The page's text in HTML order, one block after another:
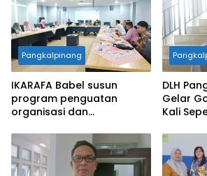
Pangkalpinang
IKARAFA Babel susun
program penguatan
organisasi dan
DLH
Gelar
Kali